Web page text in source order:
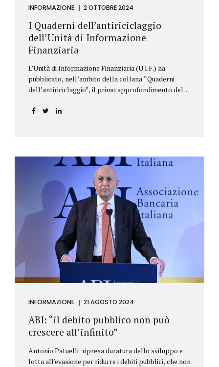
INFORMAZIONE 2 OTTOBRE 2024
I Quaderni dell’antiriciclaggio
dell’Unità di Informazione
Finanziaria
L’Unità di Informazione Finanziaria (U.I.F.) ha
pubblicato, nell’ambito della collana “Quaderni
dell’antiriciclaggio”, il primo approfondimento del
aggiornamenti della normativa e della
riguardano le novità nella disciplina internazionale e
nazionale, e forniscono informazioni su
eventuali consultazioni pubbliche e su pronunce di
particolare rilevanza emesse nell’esercizio
dell’attività giurisdizionale. In questo numero
l’approfondimento è dedicato, in particolare: alla
recente normativa della UE sugli obblighi
antiriciclaggio (c.d. AML Package), tra cui il
Regolamento Antiriciclaggio e la Direttiva AML;
all’AMLA, ovvero alla nuova Autorità europea che
INFORMAZIONE 21 AGOSTO 2024
ABI: “il debito pubblico non può
crescere all’infinito”
Antonio Patuelli: ripresa duratura dello sviluppo e
lotta all'evasione per ridurre i debiti pubblici, che non